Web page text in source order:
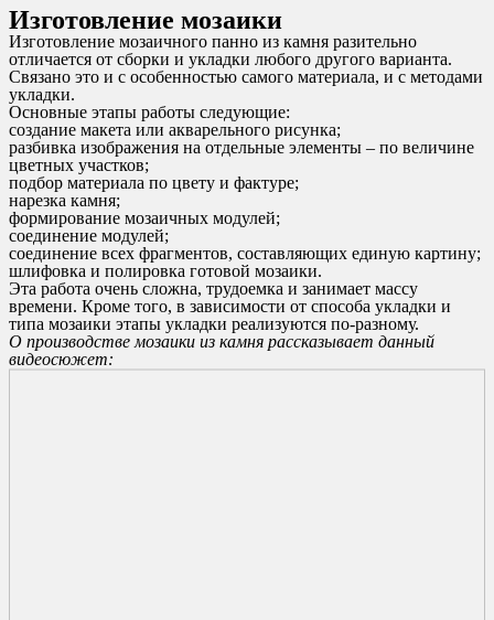
Изготовление мозаики
Изготовление мозаичного панно из камня разительно
отличается от сборки и укладки любого другого варианта.
Связано это и с особенностью самого материала, и с методами
укладки.
Основные этапы работы следующие:
создание макета или акварельного рисунка;
разбивка изображения на отдельные элементы – по величине
цветных участков;
подбор материала по цвету и фактуре;
нарезка камня;
формирование мозаичных модулей;
соединение модулей;
соединение всех фрагментов, составляющих единую картину;
шлифовка и полировка готовой мозаики.
Эта работа очень сложна, трудоемка и занимает массу
времени. Кроме того, в зависимости от способа укладки и
типа мозаики этапы укладки реализуются по-разному.
О производстве мозаики из камня рассказывает данный
видеосюжет: